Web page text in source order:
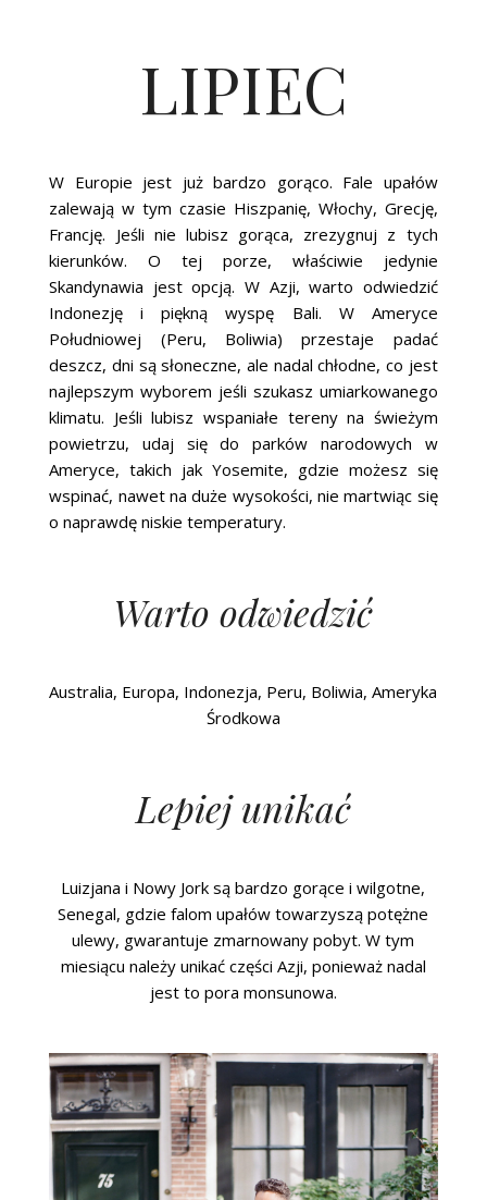
LIPIEC
W Europie jest już bardzo gorąco. Fale upałów
zalewają w tym czasie Hiszpanię, Włochy, Grecję,
Francję. Jeśli nie lubisz gorąca, zrezygnuj z tych
kierunków. O tej porze, właściwie jedynie
Skandynawia jest opcją. W Azji, warto odwiedzić
Indonezję i piękną wyspę Bali. W Ameryce
Południowej (Peru, Boliwia) przestaje padać
deszcz, dni są słoneczne, ale nadal chłodne, co jest
najlepszym wyborem jeśli szukasz umiarkowanego
klimatu. Jeśli lubisz wspaniałe tereny na świeżym
powietrzu, udaj się do parków narodowych w
Ameryce, takich jak Yosemite, gdzie możesz się
wspinać, nawet na duże wysokości, nie martwiąc się
o naprawdę niskie temperatury.
Warto odwiedzić
Australia, Europa, Indonezja, Peru, Boliwia, Ameryka
Środkowa
Lepiej unikać
Luizjana i Nowy Jork są bardzo gorące i wilgotne,
Senegal, gdzie falom upałów towarzyszą potężne
ulewy, gwarantuje zmarnowany pobyt. W tym
miesiącu należy unikać części Azji, ponieważ nadal
jest to pora monsunowa.